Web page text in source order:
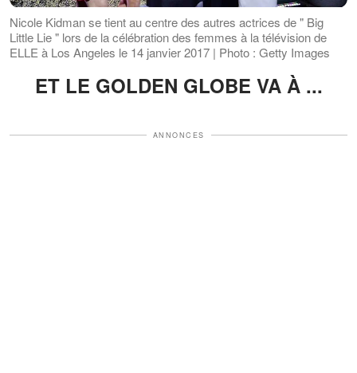
Nicole Kidman se tient au centre des autres actrices de " Big
Little Lie " lors de la célébration des femmes à la télévision de
ELLE à Los Angeles le 14 janvier 2017 | Photo : Getty Images
ET LE GOLDEN GLOBE VA À ...​​​​​​​
ANNONCES